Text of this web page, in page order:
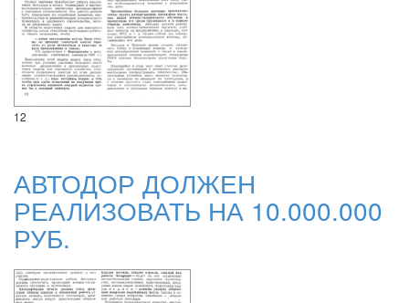
12
АВТОДОР ДОЛЖЕН
РЕАЛИЗОВАТЬ НА 10.000.000
РУБ.